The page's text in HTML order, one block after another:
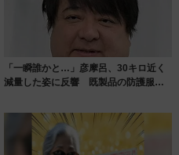
「一瞬誰かと…」彦摩呂、30キロ近く
減量した姿に反響 既製品の防護服が